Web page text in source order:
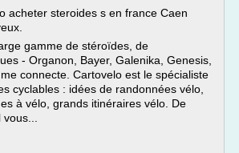
acheter steroides s en france Caen
gamme de stéroïdes, de
- Organon, Bayer, Galenika, Genesis,
connecte. Cartovelo est le spécialiste
cyclables : idées de randonnées vélo,
à vélo, grands itinéraires vélo. De